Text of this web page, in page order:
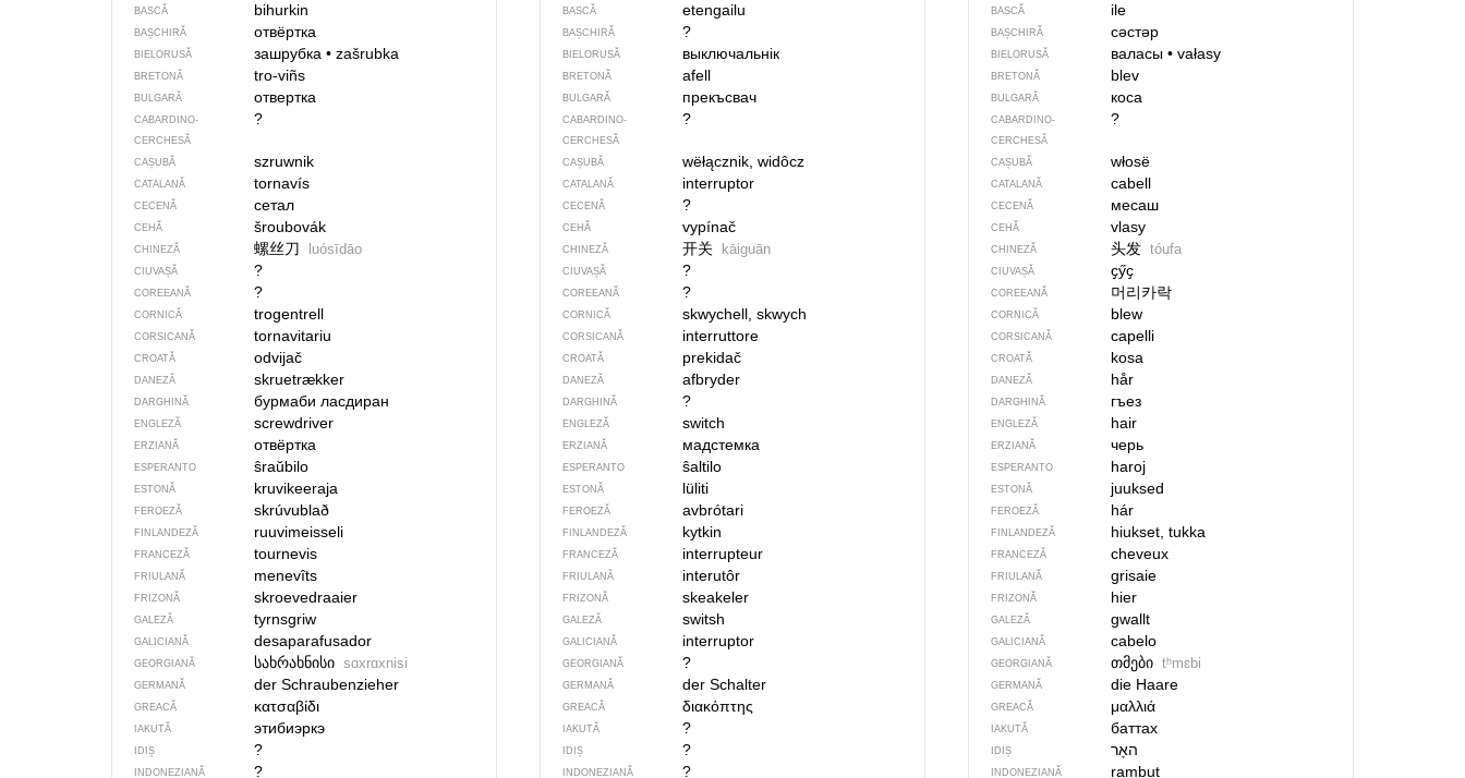
BASCĂ bihurkin
BAȘCHIRĂ отвёртка
BIELORUSĂ зашрубка •zašrubka
BRETONĂ tro-viñs
BULGARĂ отвертка
CABARDINO-
CERCHESĂ
?
CAȘUBĂ szruwnik
CATALANĂ tornavís
CECENĂ сетал
CEHĂ šroubovák
CHINEZĂ 螺丝刀 luósīdāo
CIUVAȘĂ ?
COREEANĂ ?
CORNICĂ trogentrell
CORSICANĂ tornavitariu
CROATĂ odvijač
DANEZĂ skruetrækker
DARGHINĂ бурмаби ласдиран
ENGLEZĂ screwdriver
ERZIANĂ отвёртка
ESPERANTO ŝraŭbilo
ESTONĂ kruvikeeraja
FEROEZĂ skrúvublað
FINLANDEZĂ ruuvimeisseli
FRANCEZĂ tournevis
FRIULANĂ menevîts
FRIZONĂ skroevedraaier
GALEZĂ tyrnsgriw
GALICIANĂ desaparafusador
GEORGIANĂ სახრახნისი sɑxrɑxnisi
GERMANĂ der Schraubenzieher
GREACĂ κατσαβίδι
IAKUTĂ этибиэркэ
IDIȘ ?
INDONEZIANĂ ?
BASCĂ etengailu
BAȘCHIRĂ ?
BIELORUSĂ выключальнік
BRETONĂ afell
BULGARĂ прекъсвач
CABARDINO-
CERCHESĂ
?
CAȘUBĂ wëłącznik, widôcz
CATALANĂ interruptor
CECENĂ ?
CEHĂ vypínač
CHINEZĂ 开关 kāiguān
CIUVAȘĂ ?
COREEANĂ ?
CORNICĂ skwychell, skwych
CORSICANĂ interruttore
CROATĂ prekidač
DANEZĂ afbryder
DARGHINĂ ?
ENGLEZĂ switch
ERZIANĂ мадстемка
ESPERANTO ŝaltilo
ESTONĂ lüliti
FEROEZĂ avbrótari
FINLANDEZĂ kytkin
FRANCEZĂ interrupteur
FRIULANĂ interutôr
FRIZONĂ skeakeler
GALEZĂ switsh
GALICIANĂ interruptor
GEORGIANĂ ?
GERMANĂ der Schalter
GREACĂ διακόπτης
IAKUTĂ ?
IDIȘ ?
INDONEZIANĂ ?
BASCĂ ile
BAȘCHIRĂ сәстәр
BIELORUSĂ валасы• vałasy
BRETONĂ blev
BULGARĂ коса
CABARDINO-
CERCHESĂ
?
CAȘUBĂ włosë
CATALANĂ cabell
CECENĂ месаш
CEHĂ vlasy
CHINEZĂ 头发 tóufa
CIUVAȘĂ ҫӳҫ
COREEANĂ 머리카락
CORNICĂ blew
CORSICANĂ capelli
CROATĂ kosa
DANEZĂ hår
DARGHINĂ гъез
ENGLEZĂ hair
ERZIANĂ черь
ESPERANTO haroj
ESTONĂ juuksed
FEROEZĂ hár
FINLANDEZĂ hiukset, tukka
FRANCEZĂ cheveux
FRIULANĂ grisaie
FRIZONĂ hier
GALEZĂ gwallt
GALICIANĂ cabelo
GEORGIANĂ თმები tʰmɛbi
GERMANĂ die Haare
GREACĂ μαλλιά
IAKUTĂ баттах
IDIȘ
INDONEZIANĂ rambut